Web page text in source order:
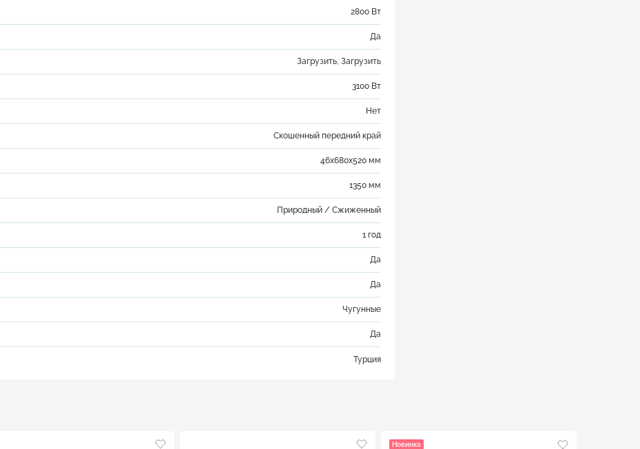
2800 Вт
Да
Загрузить, Загрузить
3100 Вт
Нет
Скошенный передний край
46x680x520 мм
1350 мм
Природный / Сжиженный
1 год
Да
Да
Чугунные
Да
Турция
Новинка